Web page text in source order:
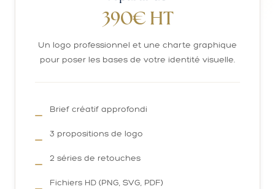
390€ HT
Un logo professionnel et une charte graphique
pour poser les bases de votre identité visuelle.
Brief créatif approfondi
3 propositions de logo
2 séries de retouches
Fichiers HD (PNG, SVG, PDF)